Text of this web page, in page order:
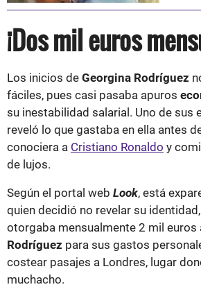
¡Dos mil euros
Los inicios de Georgina Rodríguez
fáciles, pues casi pasaba apuros
su inestabilidad salarial. Uno de sus
reveló lo que gastaba en ella antes
conociera a Cristiano Ronaldo y
de lujos.
Según el portal web Look, está
quien decidió no revelar su
otorgaba mensualmente 2 mil euros
Rodríguez para sus gastos
costear pasajes a Londres, lugar
muchacho.